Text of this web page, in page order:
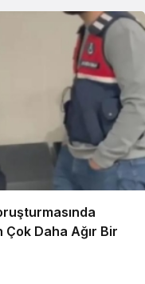
Çok Daha Ağır Bir